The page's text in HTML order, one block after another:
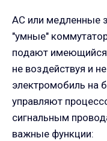
AC или медленные
"умные"
подают имеющийся
не воздействуя и
электромобиль на
управляют
сигнальным
важные функции: